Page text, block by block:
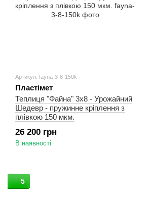
Артикул: fayna-3-8-150k
Пластімет
Теплиця "Файна" 3х8 - Урожайний
Шедевр - пружинне кріплення з
плівкою 150 мкм.
26 200 грн
В наявності
5